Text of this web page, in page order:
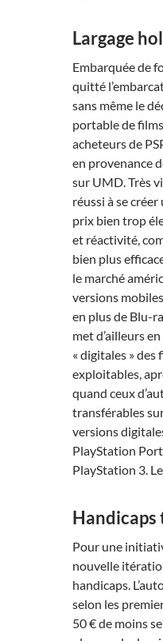
Largage
Embarquée de
quitté
sans même le
portable de
acheteurs de
en provenance
sur UMD. Très
réussi à se
prix bien trop
et réactivité,
bien plus
le marché
versions
en plus de Blu-
met d’ailleurs
« digitales »
exploitables,
quand ceux
transférables
versions
PlayStation
PlayStation 3.
Handicaps
Pour une
nouvelle
handicaps.
selon les
50 € de moins